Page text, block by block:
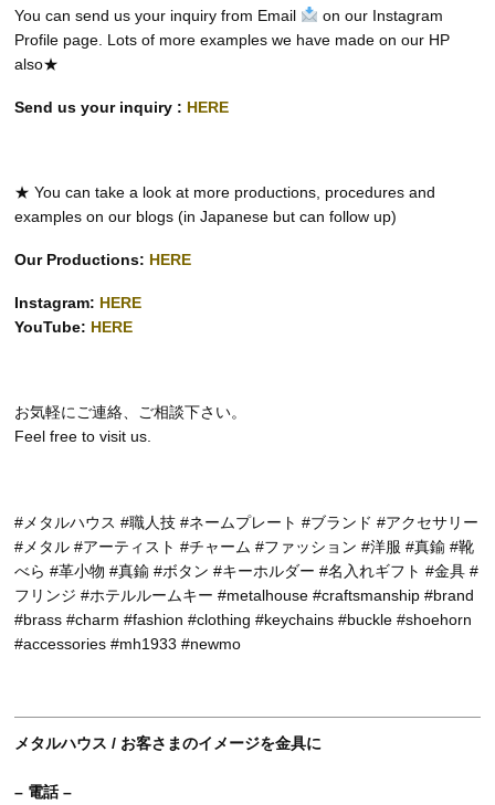
You can send us your inquiry from Email
on our Instagram
Profile page. Lots of more examples we have made on our HP
also★
Send us your inquiry : HERE
★ You can take a look at more productions, procedures and
examples on our blogs (in Japanese but can follow up)
Our Productions: HERE
Instagram: HERE
YouTube: HERE
お気軽にご連絡、ご相談下さい。
Feel free to visit us.
#メタルハウス #職人技 #ネームプレート #ブランド #アクセサリー
#メタル #アーティスト #チャーム #ファッション #洋服 #真鍮 #靴
べら #革小物 #真鍮 #ボタン #キーホルダー #名入れギフト #金具 #
フリンジ #ホテルルームキー #metalhouse #craftsmanship #brand
#brass #charm #fashion #clothing #keychains #buckle #shoehorn
#accessories #mh1933 #newmo
メタルハウス / お客さまのイメージを金具に
– 電話 –